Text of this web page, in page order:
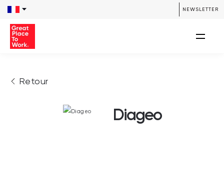
NEWSLETTER
Retour
Diageo